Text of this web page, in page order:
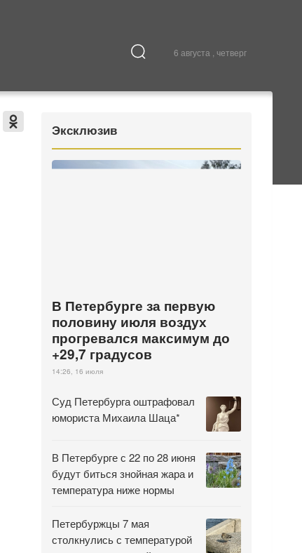
6 августа , четверг
Культура
Эксклюзив
В Петербурге за первую
половину июля воздух
прогревался максимум до
+29,7 градусов
14:26, 16 июля
Суд Петербурга оштрафовал
юмориста Михаила Шаца*
В Петербурге с 22 по 28 июня
будут биться знойная жара и
температура ниже нормы
Петербуржцы 7 мая
столкнулись с температурой